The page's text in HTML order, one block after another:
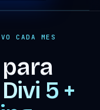
CADA MES
5 +